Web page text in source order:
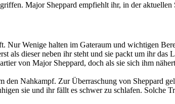
Major Sheppard empfiehlt ihr, in der aktuellen
Nur Wenige halten im Gateraum und wichtigen
als dieser neben ihr steht und sie packt um ihr
von Major Sheppard, doch als sie sich ihm
den Nahkampf. Zur Überraschung von Sheppard
sie und ihr fällt es schwer zu schlafen.